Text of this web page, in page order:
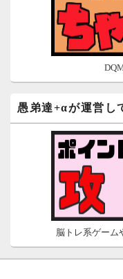
愚弟達+αが運営し
脳トレ系ゲーム